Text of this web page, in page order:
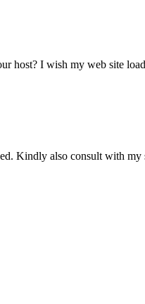
host? I wish my web site
Kindly also consult with my